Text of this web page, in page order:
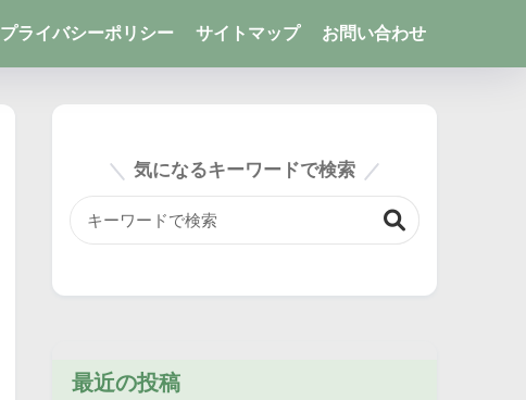
プライバシーポリシー サイトマップ お問い合わせ
気になるキーワードで検索
最近の投稿